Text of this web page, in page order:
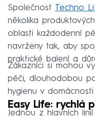
Společnost Techno
několika
oblasti každodenní
navrženy tak, aby
praktické balení a
Zákazníci si mohou
péči, dlouhodobou
hygienu v
Easy Life: rychlá
Jednou z hlavních